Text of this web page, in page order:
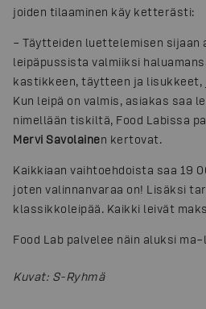
joiden tilaaminen käy ketterästi:
– Täytteiden luettelemisen sijaan
leipäpussista valmiiksi
kastikkeen, täytteen ja lisukkeet,
Kun leipä on valmis, asiakas saa
nimellään tiskiltä, Food Labissa
Mervi Savolainen kertovat.
Kaikkiaan vaihtoehdoista saa 19
joten valinnanvaraa on! Lisäksi
klassikkoleipää. Kaikki leivät
Food Lab palvelee näin aluksi
Kuvat: S-Ryhmä